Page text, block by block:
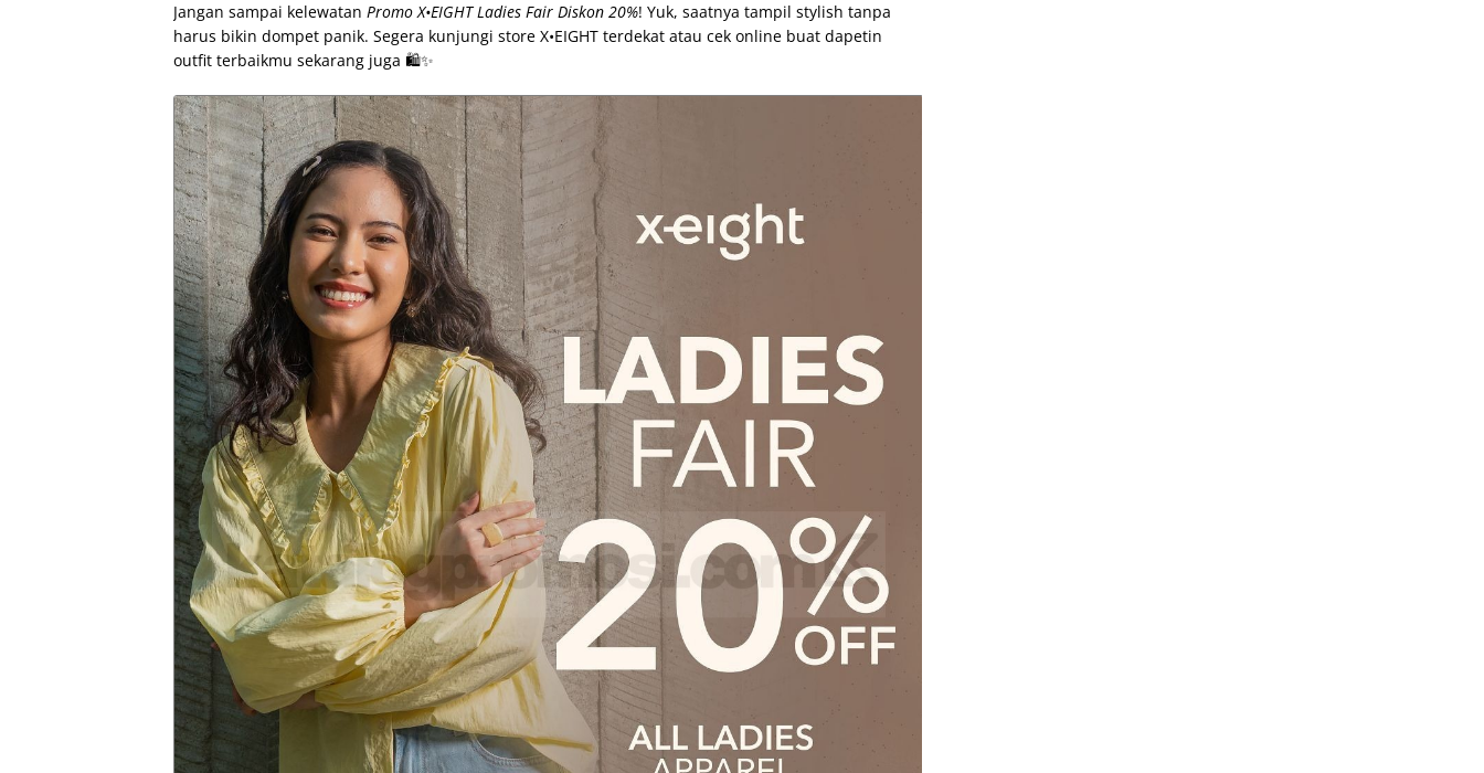
Jangan sampai kelewatan Promo X•EIGHT Ladies Fair Diskon 20%! Yuk, saatnya tampil stylish tanpa
harus bikin dompet panik. Segera kunjungi store X•EIGHT terdekat atau cek online buat dapetin
outfit terbaikmu sekarang juga 🛍️✨